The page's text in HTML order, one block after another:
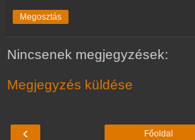
Megosztás
Nincsenek megjegyzések:
Megjegyzés küldése
‹ Főoldal